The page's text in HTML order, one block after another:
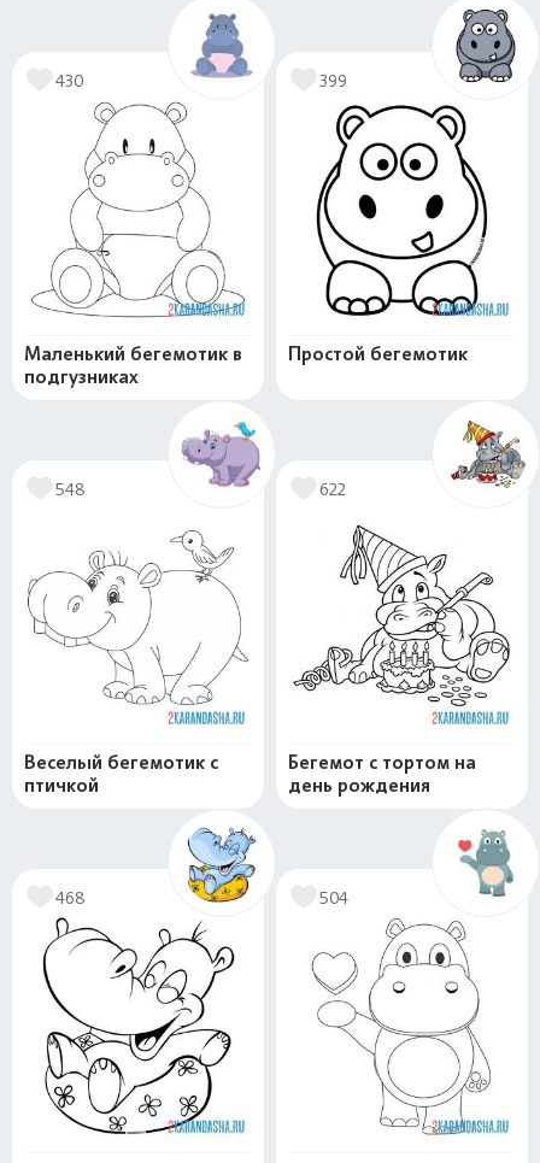
430
Маленький бегемотик в
подгузниках
399
Простой бегемотик
548
Веселый бегемотик с
птичкой
622
Бегемот с тортом на
день рождения
468 504